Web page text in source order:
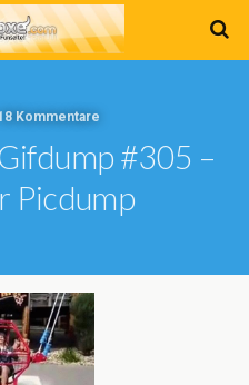
Kommentare
#305 –
Picdump